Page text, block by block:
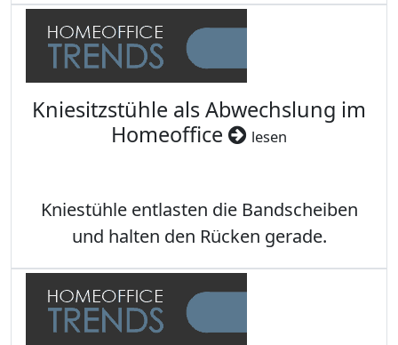
Kniesitzstühle als Abwechslung im
Homeoffice
lesen
Kniestühle entlasten die Bandscheiben
und halten den Rücken gerade.